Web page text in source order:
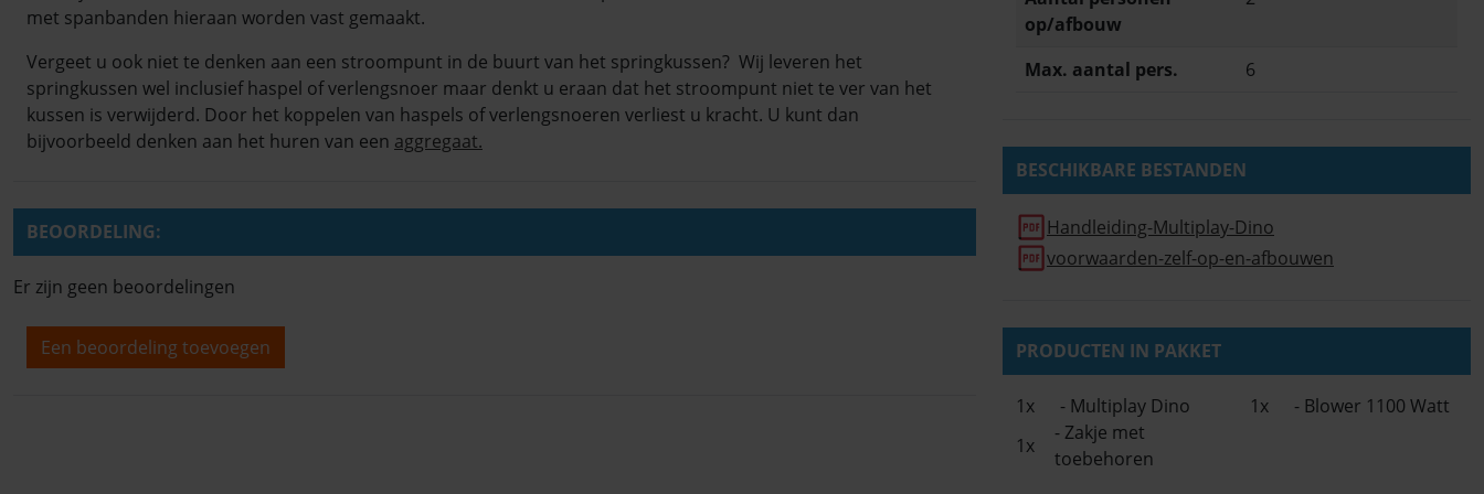
met spanbanden hieraan worden vast gemaakt.
Vergeet u ook niet te denken aan een stroompunt in de buurt van het springkussen? Wij leveren het
springkussen wel inclusief haspel of verlengsnoer maar denkt u eraan dat het stroompunt niet te ver van het
kussen is verwijderd. Door het koppelen van haspels of verlengsnoeren verliest u kracht. U kunt dan
bijvoorbeeld denken aan het huren van een aggregaat.
BEOORDELING:
Er zijn geen beoordelingen
Een beoordeling toevoegen
op/afbouw
Max. aantal pers. 6
BESCHIKBARE BESTANDEN
Handleiding-Multiplay-Dino
voorwaarden-zelf-op-en-afbouwen
PRODUCTEN IN PAKKET
1x - Multiplay Dino 1x
- Blower 1100 Watt
1x
- Zakje met
toebehoren